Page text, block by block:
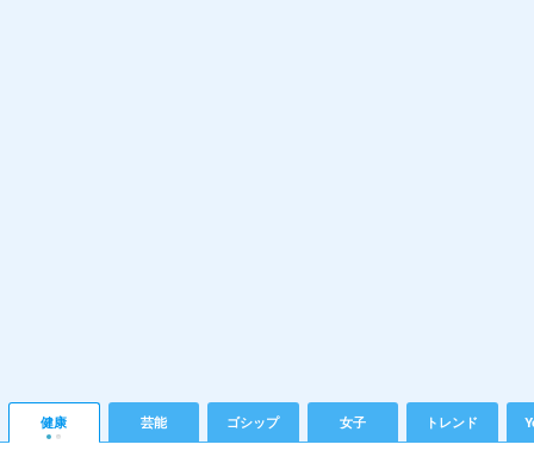
健康 芸能 ゴシップ 女子 トレンド